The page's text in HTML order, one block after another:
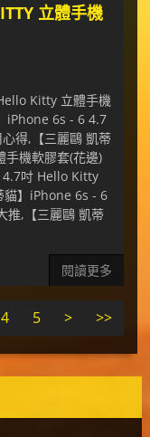
立體手機
Kitty 立體手機
iPhone 6s - 6 4.7
得,【三麗鷗 凱蒂
機軟膠套(花邊)
4.7吋 Hello Kitty
貓】iPhone 6s - 6
推,【三麗鷗 凱蒂
閱讀更多
4 5 > >>